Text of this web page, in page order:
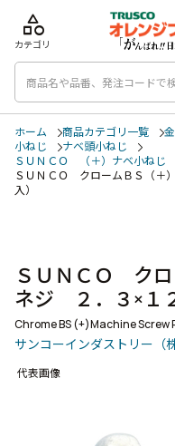
category
カテゴリ
ホーム 商品カテゴリ一覧
小ねじ
ナベ頭小ねじ
ＳＵＮＣＯ （＋）ナベ小ね
ＳＵＮＣＯ クロームＢＳ（＋
入）
ＳＵＮＣＯ クロ
ネジ ２．３×１
Chrome BS (+)Machine Screw
サンコーインダストリー（株
代表画像